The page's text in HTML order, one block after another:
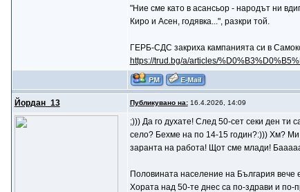
"Ние сме като в асансьор - народът ни
Киро и Асен, годявка...", разкри той.
ГЕРБ-СДС закриха кампанията си в
https://trud.bg/a/articles/
Йордан_13 Публикувано на:16.4.2026, 14:09
;))) Да го духате! След 50-сет секи ден ти
село? Бехме на по 14-15 годин?:))) Хм?
заранта на работа! Щот сме млади!
Половината население на България вече
Хората над 50-те днес са по-здрави и по-